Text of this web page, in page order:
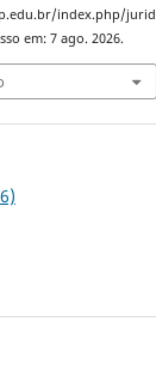
index.php/jurid
em: 7 ago. 2026.